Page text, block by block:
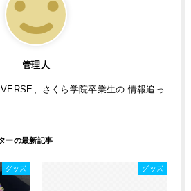
管理人
、さくら学院卒業生の 情報追っ
グッズ グッズ